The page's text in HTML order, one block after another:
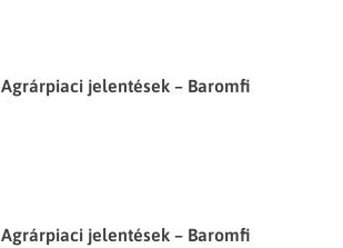
Agrárpiaci jelentések – Baromfi
Agrárpiaci jelentések – Baromfi